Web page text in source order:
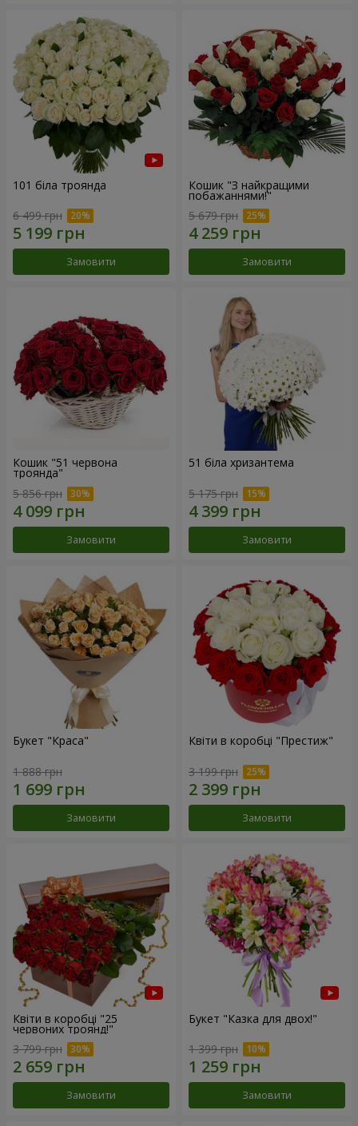
101 біла троянда
6 499 грн
Замовити
Кошик "З найкращими
побажаннями!"
5 679 грн
Замовити
Кошик "51 червона
троянда"
5 856 грн
Замовити
51 біла хризантема
5 175 грн
Замовити
Букет "Краса"
1 888 грн
Замовити
Квіти в коробці "Престиж"
3 199 грн
Замовити
Квіти в коробці "25
червоних троянд!"
3 799 грн
Замовити
Букет "Казка для двох!"
1 399 грн
Замовити